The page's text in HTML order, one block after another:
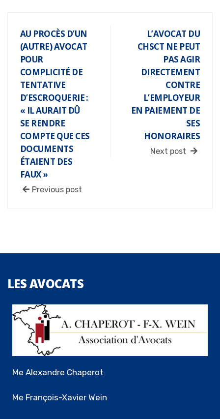
AU PROCÈS D’UN
(AUTRE) AVOCAT
POUR
COMPLICITÉ DE
TENTATIVE
D’ESCROQUERIE :
« IL AURAIT DÛ
SE RENDRE
COMPTE QUE CES
DOCUMENTS
ÉTAIENT DES
FAUX »
Previous post
L’AVOCAT DU
CHSCT NE PEUT
PAS AGIR
DIRECTEMENT
CONTRE
L’EMPLOYEUR
EN PAIEMENT DE
SES
HONORAIRES
Next post
LESAVOCATS
Me Alexandre Chaperot
Me François-Xavier Wein